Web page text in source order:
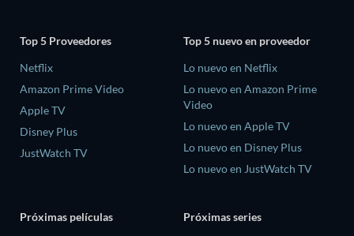
Top 5 Proveedores
Netflix
Amazon Prime Video
Apple TV
Disney Plus
JustWatch TV
Top 5 nuevo en proveedor
Lo nuevo en Netflix
Lo nuevo en Amazon Prime
Video
Lo nuevo en Apple TV
Lo nuevo en Disney Plus
Lo nuevo en JustWatch TV
Próximas películas Próximas series